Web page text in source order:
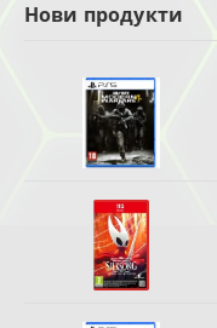
Нови продукти